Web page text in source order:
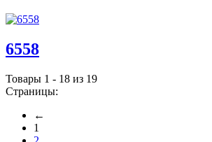
6558
Товары 1 - 18 из 19
Страницы:
←
1